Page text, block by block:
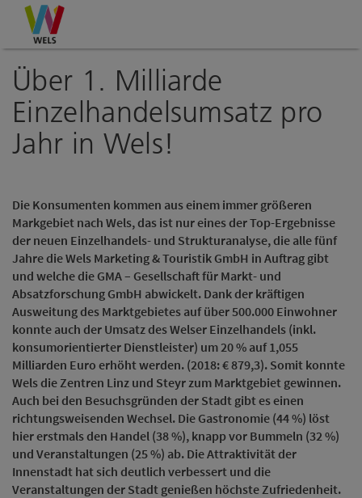
Zum Inhalt
Zur Navigation
Zum Seitenanfang
Über 1. Milliarde
Einzelhandelsumsatz pro
Jahr in Wels!
Die Konsumenten kommen aus einem immer größeren
Markgebiet nach Wels, das ist nur eines der Top-Ergebnisse
der neuen Einzelhandels- und Strukturanalyse, die alle fünf
Jahre die Wels Marketing & Touristik GmbH in Auftrag gibt
und welche die GMA – Gesellschaft für Markt- und
Absatzforschung GmbH abwickelt. Dank der kräftigen
Ausweitung des Marktgebietes auf über 500.000 Einwohner
konnte auch der Umsatz des Welser Einzelhandels (inkl.
konsumorientierter Dienstleister) um 20 % auf 1,055
Milliarden Euro erhöht werden. (2018: € 879,3). Somit konnte
Wels die Zentren Linz und Steyr zum Marktgebiet gewinnen.
Auch bei den Besuchsgründen der Stadt gibt es einen
richtungsweisenden Wechsel. Die Gastronomie (44 %) löst
hier erstmals den Handel (38 %), knapp vor Bummeln (32 %)
und Veranstaltungen (25 %) ab. Die Attraktivität der
Innenstadt hat sich deutlich verbessert und die
Veranstaltungen der Stadt genießen höchste Zufriedenheit.